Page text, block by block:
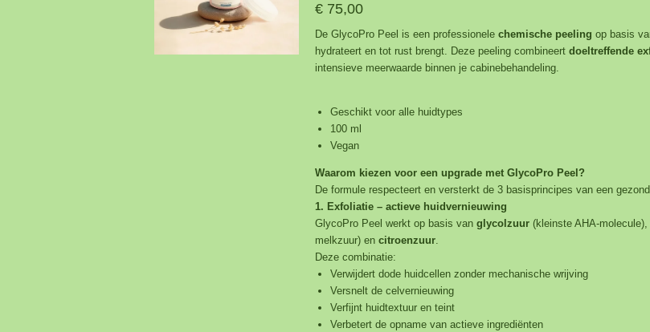
€ 75,00
De GlycoPro Peel is een professionele chemische peeling op basis
hydrateert en tot rust brengt. Deze peeling combineert doeltreffende
intensieve meerwaarde binnen je cabinebehandeling.
Geschikt voor alle huidtypes
100 ml
Vegan
Waarom kiezen voor een upgrade met GlycoPro Peel?
De formule respecteert en versterkt de 3 basisprincipes van een
1. Exfoliatie – actieve huidvernieuwing
GlycoPro Peel werkt op basis van glycolzuur (kleinste AHA-
melkzuur) en citroenzuur.
Deze combinatie:
Verwijdert dode huidcellen zonder mechanische wrijving
Versnelt de celvernieuwing
Verfijnt huidtextuur en teint
Verbetert de opname van actieve ingrediënten